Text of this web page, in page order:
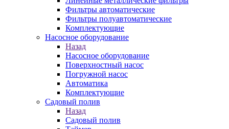
Фильтры автоматические
Фильтры полуавтоматические
Комплектующие
Насосное оборудование
Назад
Насосное оборудование
Поверхностный насос
Погружной насос
Автоматика
Комплектующие
Садовый полив
Назад
Садовый полив